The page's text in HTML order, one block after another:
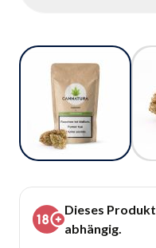
Dieses
abhängig.